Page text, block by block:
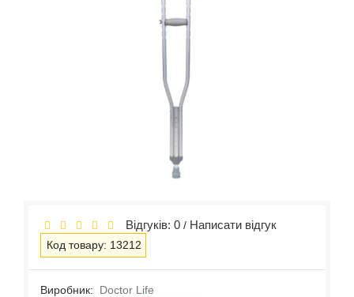
Відгуків: 0 / Написати відгук
Код товару: 13212
Виробник:
Doctor Life